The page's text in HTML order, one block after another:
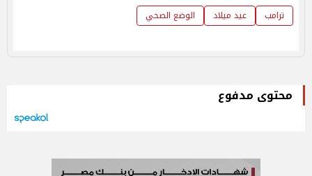
ترامب عيد ميلاد الوضع الصحي
محتوى مدفوع